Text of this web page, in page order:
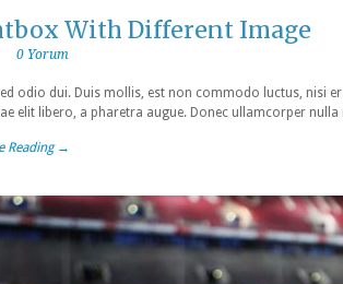
With Different Image
0 Yorum
odio dui. Duis mollis, est non commodo luctus, nisi
elit libero, a pharetra augue. Donec ullamcorper
Reading →